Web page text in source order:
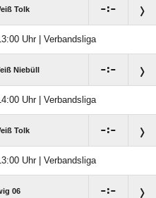
Tolk :
Uhr | Verbandsliga
Niebüll :
Uhr | Verbandsliga
Tolk :
Uhr | Verbandsliga
06 :